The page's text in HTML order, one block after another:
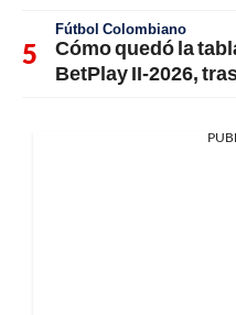
Fútbol Colombiano
Cómo quedó la
BetPlay II-2026,